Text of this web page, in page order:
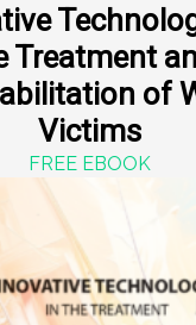
Treatment
of
Victims
FREE EBOOK